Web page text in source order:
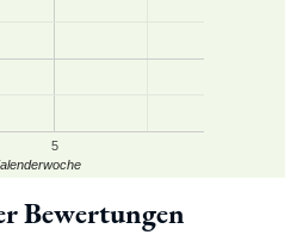
5
Bewertungen